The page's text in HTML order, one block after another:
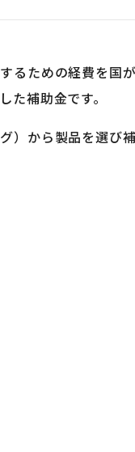
るための経費を国
補助金です。
）から製品を選び